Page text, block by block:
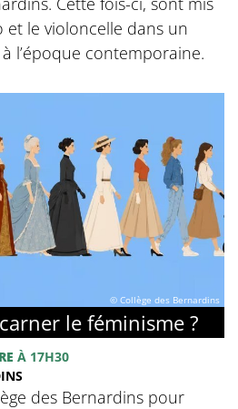
et le violoncelle dans un
l’époque contemporaine.
© Collège des Bernardins
le féminisme ?
À 17H30
des Bernardins pour